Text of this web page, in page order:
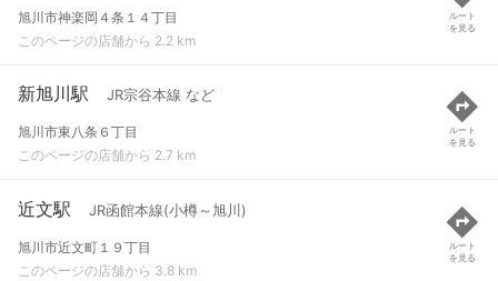
旭川市神楽岡４条１４丁目
このページの店舗から 2.2 km
ルート
を見る
新旭川駅 JR宗谷本線 など
旭川市東八条６丁目
このページの店舗から 2.7 km
ルート
を見る
近文駅 JR函館本線(小樽～旭川)
旭川市近文町１９丁目
このページの店舗から 3.8 km
ルート
を見る